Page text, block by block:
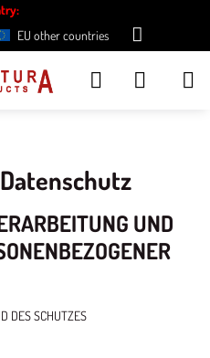
EU other countries
UND
DES SCHUTZES